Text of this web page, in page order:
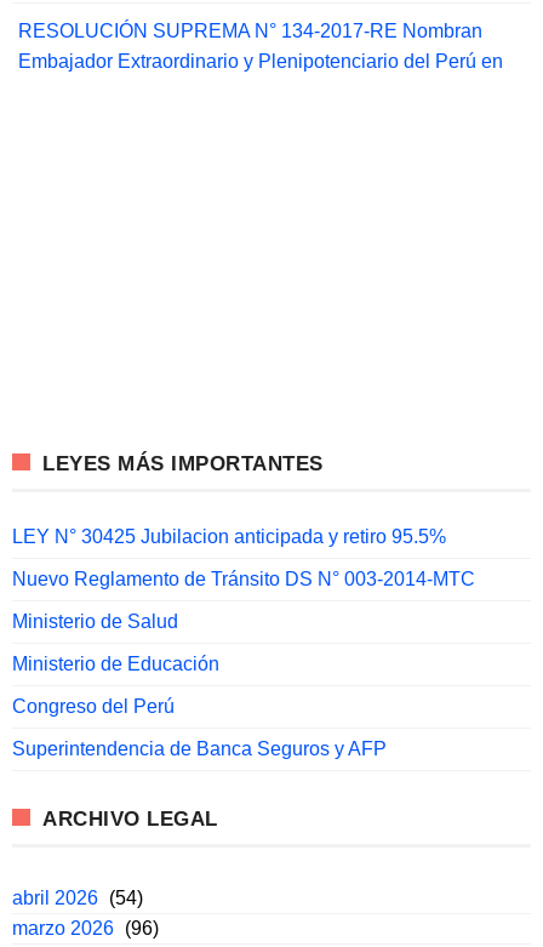
RESOLUCIÓN SUPREMA N° 134-2017-RE Nombran
Embajador Extraordinario y Plenipotenciario del Perú en
LEYES MÁS IMPORTANTES
LEY N° 30425 Jubilacion anticipada y retiro 95.5%
Nuevo Reglamento de Tránsito DS N° 003-2014-MTC
Ministerio de Salud
Ministerio de Educación
Congreso del Perú
Superintendencia de Banca Seguros y AFP
ARCHIVO LEGAL
abril 2026 (54)
marzo 2026 (96)